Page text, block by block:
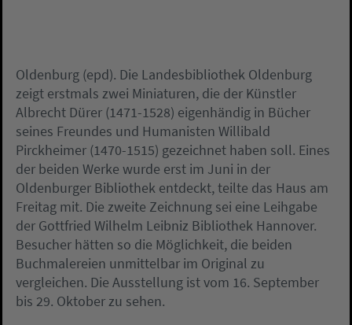
Oldenburg (epd). Die Landesbibliothek Oldenburg
zeigt erstmals zwei Miniaturen, die der Künstler
Albrecht Dürer (1471-1528) eigenhändig in Bücher
seines Freundes und Humanisten Willibald
Pirckheimer (1470-1515) gezeichnet haben soll. Eines
der beiden Werke wurde erst im Juni in der
Oldenburger Bibliothek entdeckt, teilte das Haus am
Freitag mit. Die zweite Zeichnung sei eine Leihgabe
der Gottfried Wilhelm Leibniz Bibliothek Hannover.
Besucher hätten so die Möglichkeit, die beiden
Buchmalereien unmittelbar im Original zu
vergleichen. Die Ausstellung ist vom 16. September
bis 29. Oktober zu sehen.